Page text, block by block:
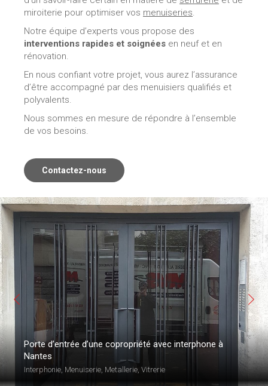
miroiterie pour optimiser vos menuiseries.
Notre équipe d’experts vous propose des
interventions rapides et soignées en neuf et en
rénovation.
En nous confiant votre projet, vous aurez l’assurance
d’être accompagné par des menuisiers qualifiés et
polyvalents.
Nous sommes en mesure de répondre à l’ensemble
de vos besoins.
Contactez-nous
Porte d’entrée d’une copropriété avec interphone à
Nantes
Interphonie, Menuiserie, Metallerie, Vitrerie